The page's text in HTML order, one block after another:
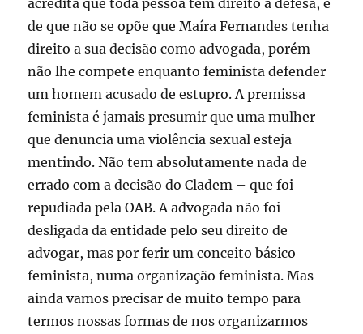
de que não se opõe que Maíra Fernandes tenha
direito a sua decisão como advogada, porém
não lhe compete enquanto feminista defender
um homem acusado de estupro. A premissa
feminista é jamais presumir que uma mulher
que denuncia uma violência sexual esteja
mentindo. Não tem absolutamente nada de
errado com a decisão do Cladem – que foi
repudiada pela OAB. A advogada não foi
desligada da entidade pelo seu direito de
advogar, mas por ferir um conceito básico
feminista, numa organização feminista. Mas
ainda vamos precisar de muito tempo para
termos nossas formas de nos organizarmos